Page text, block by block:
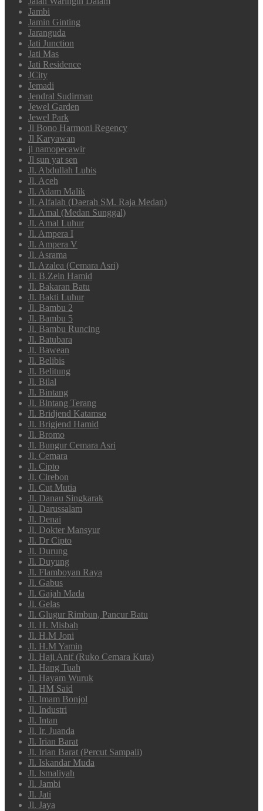
Jambi
Jamin Ginting
Jaranguda
Jati Junction
Jati Mas
Jati Residence
JCity
Jemadi
Jendral Sudirman
Jewel Garden
Jewel Park
Jl Bono Harmoni Regency
Jl Karyawan
jl namopecawir
Jl sun yat sen
Jl. Abdullah Lubis
Jl. Aceh
Jl. Adam Malik
Jl. Alfalah (Daerah SM. Raja Medan)
Jl. Amal (Medan Sunggal)
Jl. Amal Luhur
Jl. Ampera I
Jl. Ampera V
Jl. Asrama
Jl. Azalea (Cemara Asri)
Jl. B.Zein Hamid
Jl. Bakaran Batu
Jl. Bakti Luhur
Jl. Bambu 2
Jl. Bambu 5
Jl. Bambu Runcing
Jl. Batubara
Jl. Bawean
Jl. Belibis
Jl. Belitung
Jl. Bilal
Jl. Bintang
Jl. Bintang Terang
Jl. Bridjend Katamso
Jl. Brigjend Hamid
Jl. Bromo
Jl. Bungur Cemara Asri
Jl. Cemara
Jl. Cipto
Jl. Cirebon
Jl. Cut Mutia
Jl. Danau Singkarak
Jl. Darussalam
Jl. Denai
Jl. Dokter Mansyur
Jl. Dr Cipto
Jl. Durung
Jl. Duyung
Jl. Flamboyan Raya
Jl. Gabus
Jl. Gajah Mada
Jl. Gelas
Jl. Glugur Rimbun, Pancur Batu
Jl. H. Misbah
Jl. H.M Joni
Jl. H.M Yamin
Jl. Haji Anif (Ruko Cemara Kuta)
Jl. Hang Tuah
Jl. Hayam Wuruk
Jl. HM Said
Jl. Imam Bonjol
Jl. Industri
Jl. Intan
Jl. Ir. Juanda
Jl. Irian Barat
Jl. Irian Barat (Percut Sampali)
Jl. Iskandar Muda
Jl. Ismaliyah
Jl. Jambi
Jl. Jati
Jl. Jaya